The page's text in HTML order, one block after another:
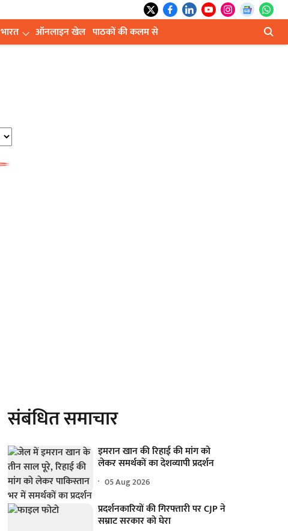
भारत ऑनलाइन खेल पाठकों की कलम से
संबंधित समाचार
इमरान खान की रिहाई की मांग को
लेकर समर्थकों का देशव्यापी प्रदर्शन
05 Aug 2026
प्रदर्शनकारियों की गिरफ्तारी पर CJP ने
सम्राट सरकार को घेरा